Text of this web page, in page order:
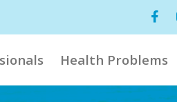
Health Problems